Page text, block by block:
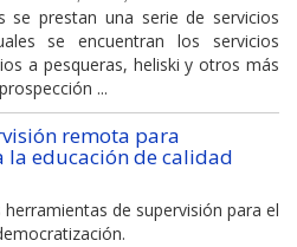
se prestan una serie de servicios
se encuentran los servicios
a pesqueras, heliski y otros más
...
remota para
la educación de calidad
de supervisión para el